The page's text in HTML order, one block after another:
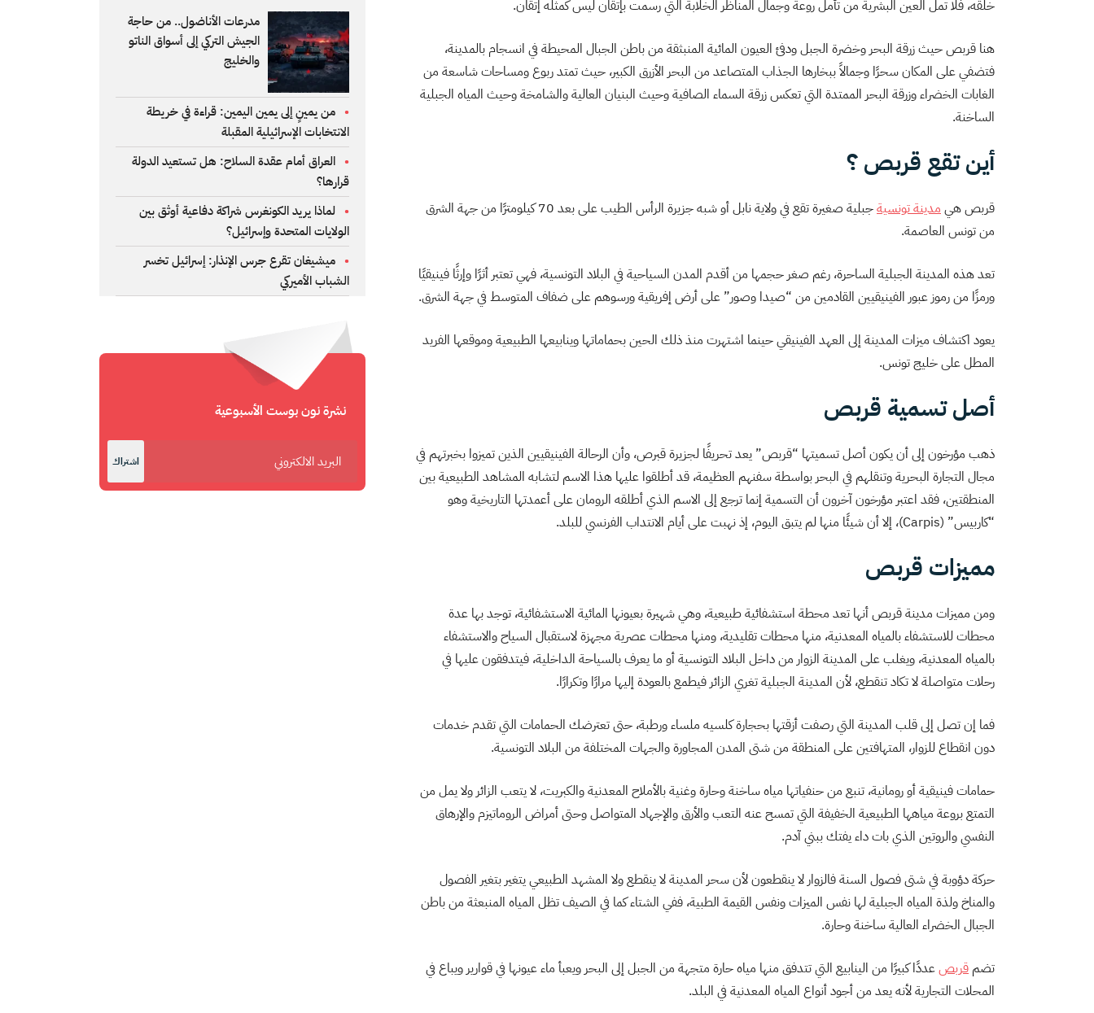
خلقه، فلا تمل العين البشرية من تأمل روعة وجمال المناظر الخلابة التي رسمت بإتقان ليس كمثله إتقان.
هنا قربص حيث زرقة البحر وخضرة الجبل ودفئ العيون المائية المنبثقة من باطن الجبال المحيطة في انسجام بالمدينة،
فتضفي على المكان سحرًا وجمالاً ببخارها الجذاب المتصاعد من البحر الأزرق الكبير، حيث تمتد ربوع ومساحات شاسعة من
الغابات الخضراء وزرقة البحر الممتدة التي تعكس زرقة السماء الصافية وحيث البنيان العالية والشامخة وحيث المياه الجبلية
الساخنة.
أين تقع قربص ؟
قربص هي مدينة تونسية
جبلية صغيرة تقع في ولاية نابل أو شبه جزيرة الرأس الطيب على بعد 70 كيلومترًا من جهة الشرق
من تونس العاصمة.
تعد هذه المدينة الجبلية الساحرة، رغم صغر حجمها من أقدم المدن السياحية في البلاد التونسية، فهي تعتبر أثرًا وإرثًا فينيقيًا
ورمزًا من رموز عبور الفينيقيين القادمين من “صيدا وصور” على أرض إفريقية ورسوهم على ضفاف المتوسط في جهة الشرق.
يعود اكتشاف ميزات المدينة إلى العهد الفينيقي حينما اشتهرت منذ ذلك الحين بحماماتها وينابيعها الطبيعية وموقعها الفريد
المطل على خليج تونس.
أصل تسمية قربص
ذهب مؤرخون إلى أن يكون أصل تسميتها “قربص” يعد تحريفًا لجزيرة قبرص، وأن الرحالة الفينيقيين الذين تميزوا بخبرتهم في
مجال التجارة البحرية وتنقلهم في البحر بواسطة سفنهم العظيمة، قد أطلقوا عليها هذا الاسم لتشابه المشاهد الطبيعية بين
المنطقتين، فقد اعتبر مؤرخون آخرون أن التسمية إنما ترجع إلى الاسم الذي أطلقه الرومان على أعمدتها التاريخية وهو
“كاربيس” (Carpis)، إلا أن شيئًا منها لم يتبق اليوم، إذ نهبت على أيام الانتداب الفرنسي للبلد.
مميزات قربص
ومن مميزات مدينة قربص أنها تعد محطة استشفائية طبيعية، وهي شهيرة بعيونها المائية الاستشفائية، توجد بها عدة
محطات للاستشفاء بالمياه المعدنية، منها محطات تقليدية، ومنها محطات عصرية مجهزة لاستقبال السياح والاستشفاء
بالمياه المعدنية، ويغلب على المدينة الزوار من داخل البلاد التونسية أو ما يعرف بالسياحة الداخلية، فيتدفقون عليها في
رحلات متواصلة لا تكاد تنقطع، لأن المدينة الجبلية تغري الزائر فيطمع بالعودة إليها مرارًا وتكرارًا.
فما إن تصل إلى قلب المدينة التي رصفت أزقتها بحجارة كلسيه ملساء ورطبة، حتى تعترضك الحمامات التي تقدم خدمات
دون انقطاع للزوار، المتهافتين على المنطقة من شتى المدن المجاورة والجهات المختلفة من البلاد التونسية.
حمامات فينيقية أو رومانية، تنبع من حنفياتها مياه ساخنة وحارة وغنية بالأملاح المعدنية والكبريت، لا يتعب الزائر ولا يمل من
التمتع بروعة مياهها الطبيعية الخفيفة التي تمسح عنه التعب والأرق والإجهاد المتواصل وحتى أمراض الروماتيزم والإرهاق
النفسي والروتين الذي بات داء يفتك ببني آدم.
حركة دؤوبة في شتى فصول السنة فالزوار لا ينقطعون لأن سحر المدينة لا ينقطع ولا المشهد الطبيعي يتغير بتغير الفصول
والمناخ ولذة المياه الجبلية لها نفس الميزات ونفس القيمة الطبية، ففي الشتاء كما في الصيف تظل المياه المنبعثة من باطن
الجبال الخضراء العالية ساخنة وحارة.
تضم قربصعددًا كبيرًا من الينابيع التي تتدفق منها مياه حارة متجهة من الجبل إلى البحر ويعبأ ماء عيونها في قوارير ويباع في
المحلات التجارية لأنه يعد من أجود أنواع المياه المعدنية في البلد.
مدرعات الأناضول.. من حاجة
الجيش التركي إلى أسواق الناتو
والخليج
من يمينٍ إلى يمين اليمين: قراءة في خريطة
الانتخابات الإسرائيلية المقبلة
العراق أمام عقدة السلاح: هل تستعيد الدولة
قرارها؟
لماذا يريد الكونغرس شراكة دفاعية أوثق بين
الولايات المتحدة وإسرائيل؟
ميشيغان تقرع جرس الإنذار: إسرائيل تخسر
الشباب الأميركي
نشرة نون بوست الأسبوعية
اشتراك